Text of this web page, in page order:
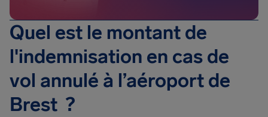
Quel est le montant de
l'indemnisation en cas de
vol annulé à l’aéroport de
Brest ?